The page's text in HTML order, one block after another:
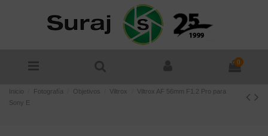
0
Inicio Fotografía Objetivos Viltrox
Viltrox AF 56mm F1.2 Pro para
Sony E